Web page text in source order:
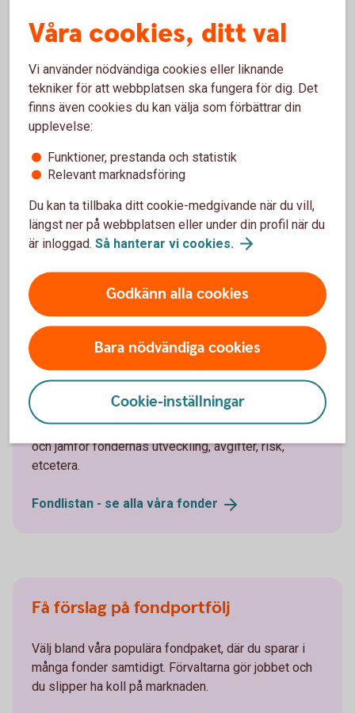
får alltså avkastning på din avkastning.
Ränta på ränta – vad är
Du sprider risken
När aktierna i fonden ökar eller minskar i värde, så
sker samma sak även för värdet av fonden. Men i
så sprids risken.
Det är enkelt att börja spara i fonder och kräver
inga stora summor – minsta belopp är 100 kronor.
Börja spara i fonder
Välj fonder i fondlistan
Hos oss kan du handla över 500 olika fonder. Sök
och jämför fondernas utveckling, avgifter, risk,
etcetera.
Fondlistan - se alla våra fonder
Få förslag på fondportfölj
Välj bland våra populära fondpaket, där du sparar i
många fonder samtidigt. Förvaltarna gör jobbet och
du slipper ha koll på marknaden.
Våra cookies, ditt val
Vi använder nödvändiga cookies eller liknande
tekniker för att webbplatsen ska fungera för dig. Det
finns även cookies du kan välja som förbättrar din
upplevelse:
Funktioner, prestanda och statistik
Relevant marknadsföring
Du kan ta tillbaka ditt cookie-medgivande när du vill,
längst ner på webbplatsen eller under din profil när du
är inloggad. Så hanterar vi cookies.
Godkänn alla cookies
Bara nödvändiga cookies
Cookie-inställningar